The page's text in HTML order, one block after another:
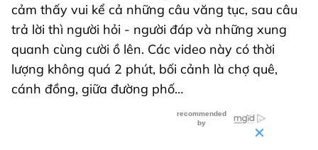
cảm thấy vui kể cả những câu văng tục, sau câu
trả lời thì người hỏi - người đáp và những xung
quanh cùng cười ồ lên. Các video này có thời
lượng không quá 2 phút, bối cảnh là chợ quê,
cánh đồng, giữa đường phố…